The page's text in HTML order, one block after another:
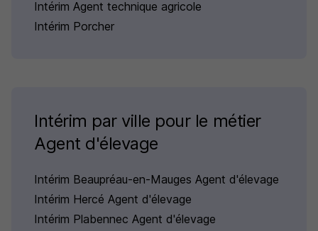
Intérim Agent technique agricole
Intérim Porcher
Intérim par ville pour le métier
Agent d'élevage
Intérim Beaupréau-en-Mauges Agent d'élevage
Intérim Hercé Agent d'élevage
Intérim Plabennec Agent d'élevage